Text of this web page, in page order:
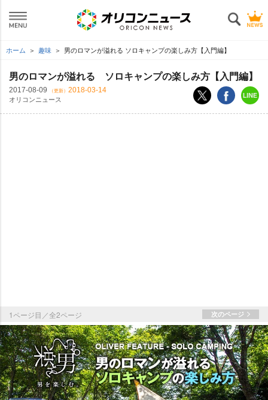
ホーム 趣味 男のロマンが溢れる ソロキャンプの楽しみ方【入門編】
男のロマンが溢れる ソロキャンプの楽しみ方【入門編】
2017-08-09 （更新） 2018-03-14
オリコンニュース
1ページ目／全2ページ 次のページ